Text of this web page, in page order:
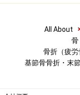
■手術治療
骨片が多数ある
の位置が正常な
療で癒合しない場
All About >
骨
骨折（疲労
基節骨骨折・末